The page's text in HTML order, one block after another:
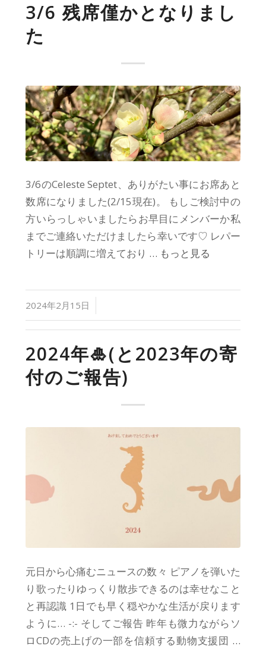
3/6 残席僅かとなりまし
た
3/6のCeleste Septet、ありがたい事にお席あと
数席になりました(2/15現在)。 もしご検討中の
方いらっしゃいましたらお早目にメンバーか私
までご連絡いただけましたら幸いです♡ レパー
トリーは順調に増えており … もっと見る
2024年2月15日
2024年🎍(と2023年の寄
付のご報告)
元日から心痛むニュースの数々 ピアノを弾いた
り歌ったりゆっくり散歩できるのは幸せなこと
と再認識 1日でも早く穏やかな生活が戻ります
ように… -:- そしてご報告 昨年も微力ながらソ
ロCDの売上げの一部を信頼する動物支援団 …